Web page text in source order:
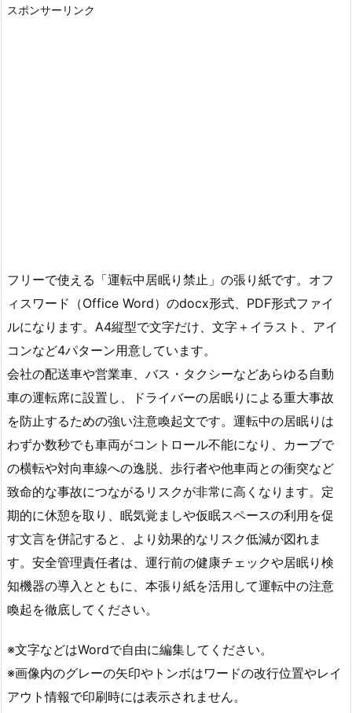
スポンサーリンク
フリーで使える「運転中居眠り禁止」の張り紙です。オフ
ィスワード（Office Word）のdocx形式、PDF形式ファイ
ルになります。A4縦型で文字だけ、文字＋イラスト、アイ
コンなど4パターン用意しています。
会社の配送車や営業車、バス・タクシーなどあらゆる自動
車の運転席に設置し、ドライバーの居眠りによる重大事故
を防止するための強い注意喚起文です。運転中の居眠りは
わずか数秒でも車両がコントロール不能になり、カーブで
の横転や対向車線への逸脱、歩行者や他車両との衝突など
致命的な事故につながるリスクが非常に高くなります。定
期的に休憩を取り、眠気覚ましや仮眠スペースの利用を促
す文言を併記すると、より効果的なリスク低減が図れま
す。安全管理責任者は、運行前の健康チェックや居眠り検
知機器の導入とともに、本張り紙を活用して運転中の注意
喚起を徹底してください。
※文字などはWordで自由に編集してください。
※画像内のグレーの矢印やトンボはワードの改行位置やレイ
アウト情報で印刷時には表示されません。